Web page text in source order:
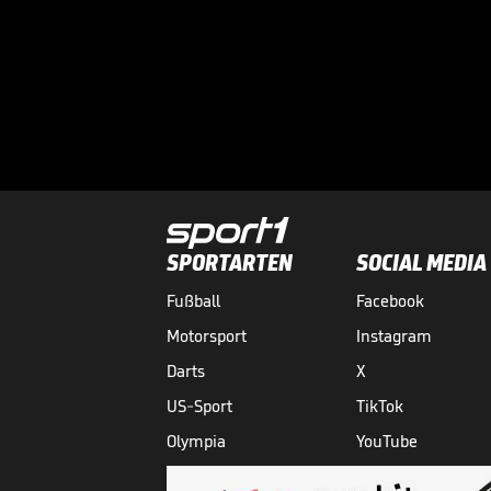
SPORTARTEN
Fußball
Motorsport
Darts
US-Sport
Olympia
SOCIAL MEDIA
Facebook
Instagram
X
TikTok
YouTube